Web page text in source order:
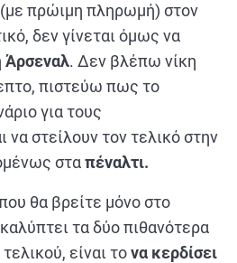
πρώιμη πληρωμή) στον
δεν γίνεται όμως να
Άρσεναλ. Δεν βλέπω νίκη
πιστεύω πως το
για τους
να στείλουν τον τελικό στην
σταπέναλτι.
θα βρείτε μόνο στο
τα δύο πιθανότερα
είναι τονα κερδίσει